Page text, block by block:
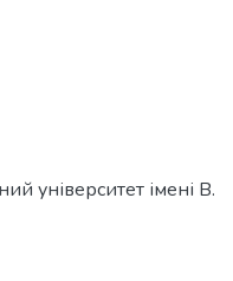
університет імені В.